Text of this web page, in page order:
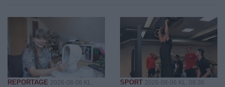
REPORTAGE 2026-08-06 KL.
SPORT 2026-08-06 KL. 08:36